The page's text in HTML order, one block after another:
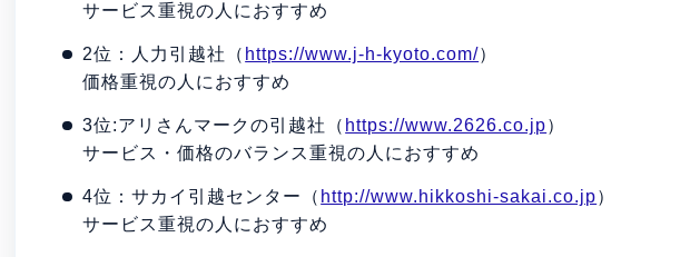
サービス重視の人におすすめ
2位：人力引越社（ https://www.j-h-kyoto.com/）
価格重視の人におすすめ
3位:アリさんマークの引越社（ https://www.2626.co.jp）
サービス・価格のバランス重視の人におすすめ
4位：サカイ引越センター（ http://www.hikkoshi-sakai.co.jp）
サービス重視の人におすすめ